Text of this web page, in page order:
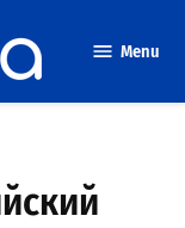
Menu